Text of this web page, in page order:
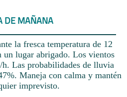
DE MAÑANA
la fresca temperatura de 12
un lugar abrigado. Los vientos
h. Las probabilidades de lluvia
Maneja con calma y mantén
imprevisto.